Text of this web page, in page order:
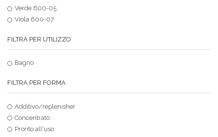
Verde 600-05
Viola 600-07
FILTRA PER UTILIZZO
Bagno
FILTRA PER FORMA
Additivo/replenisher
Concentrato
Pronto all'uso